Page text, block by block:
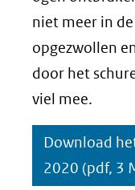
niet meer in
opgezwollen
door het
viel mee.
Download
2020 (pdf, 3